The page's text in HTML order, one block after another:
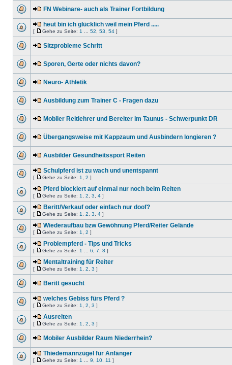
FN Webinare- auch als Trainer Fortbildung
heut bin ich glücklich weil mein Pferd .....
[ Gehe zu Seite: 1 52 53 54 ]
Sitzprobleme Schritt
Sporen, Gerte oder nichts davon?
Neuro- Athletik
Ausbildung zum Trainer C - Fragen dazu
Mobiler Reitlehrer und Bereiter im Taunus - Schwerpunkt DR
Übergangsweise mit Kappzaum und Ausbindern longieren ?
Ausbilder Gesundheitssport Reiten
Schulpferd ist zu wach und unentspannt
[ Gehe zu Seite: 1 2 ]
Pferd blockiert auf einmal nur noch beim Reiten
[ Gehe zu Seite: 1 2 3 4 ]
Beritt/Verkauf oder einfach nur doof?
[ Gehe zu Seite: 1 2 3 4 ]
Wiederaufbau bzw Gewöhnung Pferd/Reiter Gelände
[ Gehe zu Seite: 1 2 ]
Problempferd - Tips und Tricks
[ Gehe zu Seite: 1 6 7 8 ]
Mentaltraining für Reiter
[ Gehe zu Seite: 1 2 3 ]
Beritt gesucht
welches Gebiss fürs Pferd ?
[ Gehe zu Seite: 1 2 3 ]
Ausreiten
[ Gehe zu Seite: 1 2 3 ]
Mobiler Ausbilder Raum Niederrhein?
Thiedemannzügel für Anfänger
[ Gehe zu Seite: 1 9 10 11 ]